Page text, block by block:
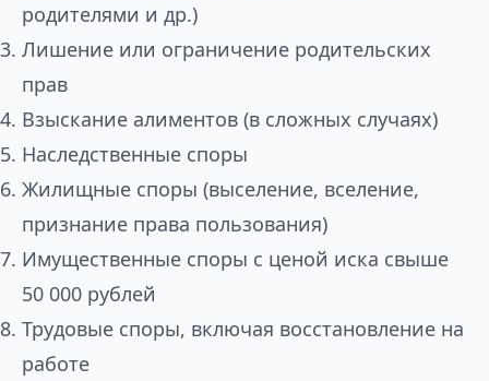
родителями и др.)
Лишение или ограничение родительских
прав
Взыскание алиментов (в сложных случаях)
Наследственные споры
Жилищные споры (выселение, вселение,
признание права пользования)
Имущественные споры с ценой иска свыше
50 000 рублей
Трудовые споры, включая восстановление на
работе